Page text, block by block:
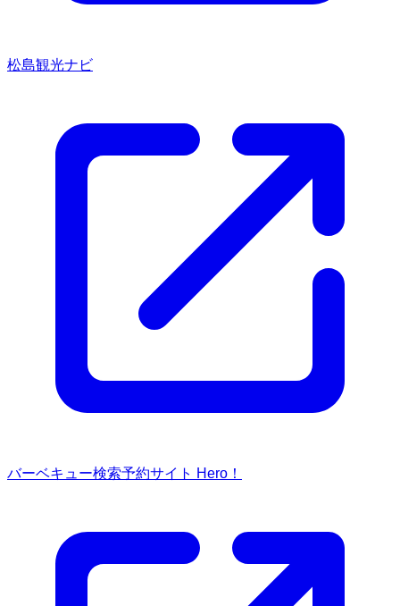
松島観光ナビ
バーベキュー検索予約サイト Hero！